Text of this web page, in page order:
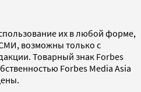
их в любой форме,
возможны только с
Товарный знак Forbes
Forbes Media Asia